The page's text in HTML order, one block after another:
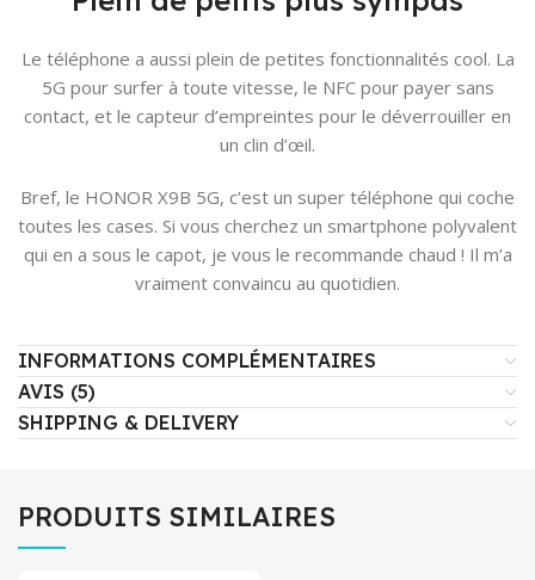
Le téléphone a aussi plein de petites fonctionnalités cool. La
5G pour surfer à toute vitesse, le NFC pour payer sans
contact, et le capteur d’empreintes pour le déverrouiller en
un clin d’œil.
Bref, le HONOR X9B 5G, c’est un super téléphone qui coche
toutes les cases. Si vous cherchez un smartphone polyvalent
qui en a sous le capot, je vous le recommande chaud ! Il m’a
vraiment convaincu au quotidien.
INFORMATIONS COMPLÉMENTAIRES
AVIS (5)
SHIPPING & DELIVERY
PRODUITS SIMILAIRES